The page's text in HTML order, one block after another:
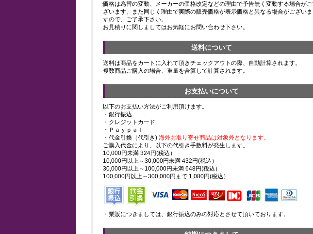
価格は為替の変動、メーカーの価格改定などの理由で予告無く変動する場合がご
ざいます。また同じく理由で実際の販売価格が表示価格と異なる場合がございま
すので、ご了承下さい。
お見積りに関しましてはお気軽にお問い合わせ下さい。
送料について
送料は商品をカートに入れて頂きチェックアウトの際、自動計算されます。
複数商品ご購入の場合、重量を合算して計算されます。
お支払いについて
以下のお支払い方法がご利用頂けます。
・銀行振込
・クレジットカード
・Ｐａｙｐａｌ
・代金引換（代引き) 海外お取り寄せ商品は対象外となります。
ご購入代金により、以下の代引き手数料が発生します。
10,000円未満 324円(税込）
10,000円以上～30,000円未満 432円(税込）
30,000円以上～100,000円未満 648円(税込）
100,000円以上～300,000円まで 1,080円(税込）
・業販につきましては、銀行振込のみの対応とさせて頂いております。